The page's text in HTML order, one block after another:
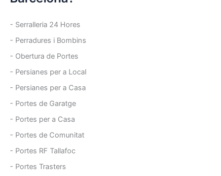
- Serralleria 24 Hores
- Perradures i Bombins
- Obertura de Portes
- Persianes per a Local
- Persianes per a Casa
- Portes de Garatge
- Portes per a Casa
- Portes de Comunitat
- Portes RF Tallafoc
- Portes Trasters